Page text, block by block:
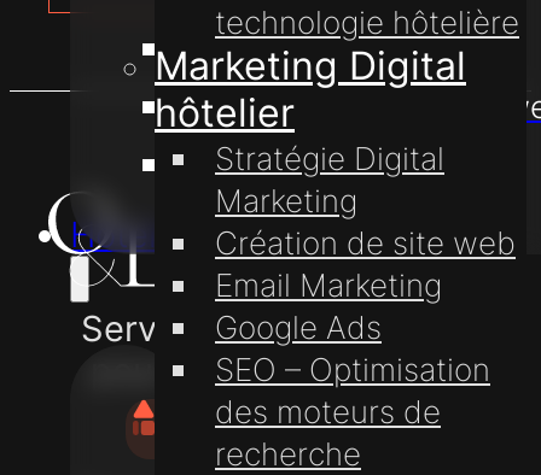
Création de site web
Hébergement de sites
Nom de domaine
Hôtels
technologie hôtelière
Marketing Digital
hôtelier
Stratégie Digital
Marketing
Création de site web
Email Marketing
Google Ads
SEO – Optimisation
des moteurs de
recherche
Service professionnel
pour les passionnés.